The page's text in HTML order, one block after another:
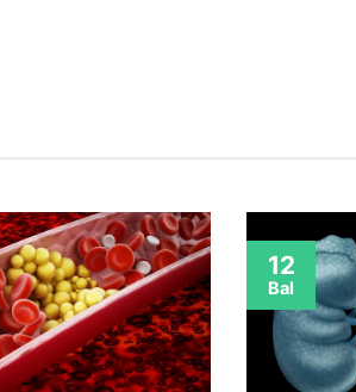
12
Bal